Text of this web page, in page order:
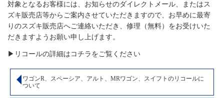
対象となるお客様には、お知らせのダイレクトメール、またはス
ズキ販売店等からご案内させていただきますので、お早めに最寄
りのスズキ販売店へご連絡いただき、修理（無料）をお受けいた
だきますようお願い申し上げます。
▶リコールの詳細はコチラをご覧ください
ワゴンR、スペーシア、アルト、MRワゴン、スイフトのリコールに
ついて